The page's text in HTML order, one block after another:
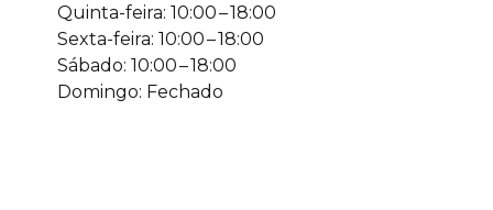
Quinta-feira: 10:00 – 18:00
Sexta-feira: 10:00 – 18:00
Sábado: 10:00 – 18:00
Domingo: Fechado